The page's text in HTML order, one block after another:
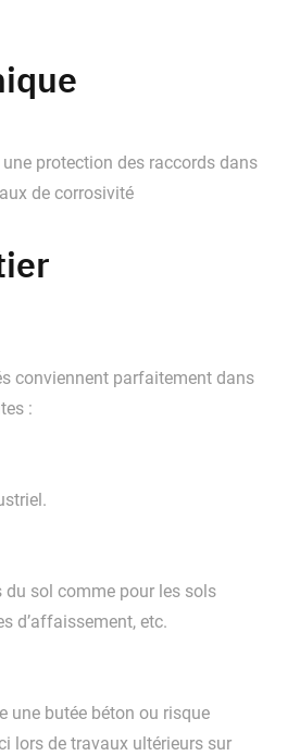
protection des raccords dans
de corrosivité
conviennent parfaitement dans
:
sol comme pour les sols
d’affaissement, etc.
une butée béton ou risque
lors de travaux ultérieurs sur